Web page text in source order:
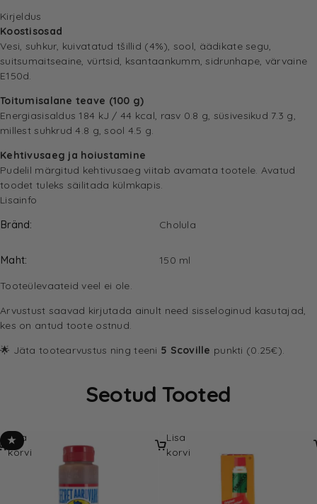
Kirjeldus
Koostisosad
Vesi, suhkur, kuivatatud tšillid (4%), sool, äädikate segu,
suitsumaitseaine, vürtsid, ksantaankumm, sidrunhape, värvaine
E150d.
Toitumisalane teave (100 g)
Energiasisaldus 184 kJ / 44 kcal, rasv 0.8 g, süsivesikud 7.3 g,
millest suhkrud 4.8 g, sool 4.5 g.
Kehtivusaeg ja hoiustamine
Pudelil märgitud kehtivusaeg viitab avamata tootele. Avatud
toodet tuleks säilitada külmkapis.
Lisainfo
Bränd
Cholula
Maht
150 ml
Tooteülevaateid veel ei ole.
Arvustust saavad kirjutada ainult need sisseloginud kasutajad,
kes on antud toote ostnud.
🌟 Jäta tootearvustus ning teeni 5 Scoville punkti (0.25€).
Seotud Tooted
★
Lisa
korvi
Lisa
korvi